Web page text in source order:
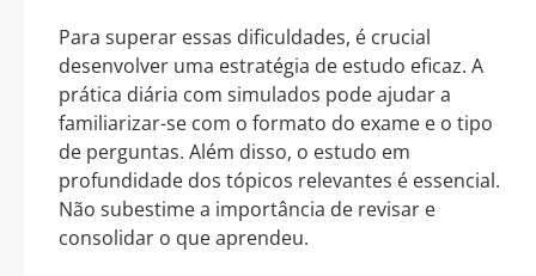
Para superar essas dificuldades, é crucial
desenvolver uma estratégia de estudo eficaz. A
prática diária com simulados pode ajudar a
familiarizar-se com o formato do exame e o tipo
de perguntas. Além disso, o estudo em
profundidade dos tópicos relevantes é essencial.
Não subestime a importância de revisar e
consolidar o que aprendeu.